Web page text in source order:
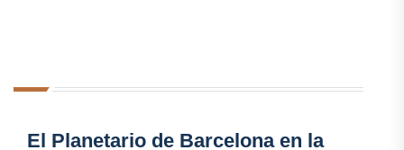
El Planetario de Barcelona en la